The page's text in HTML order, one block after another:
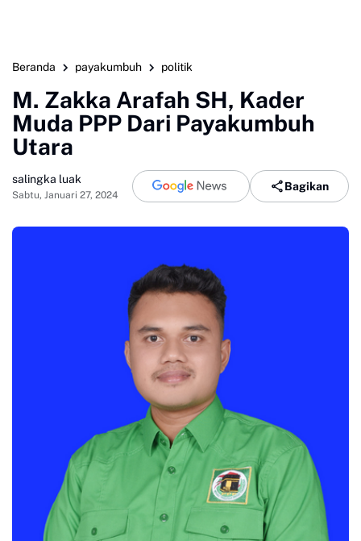
Beranda payakumbuh politik
M. Zakka Arafah SH, Kader
Muda PPP Dari Payakumbuh
Utara
salingka luak
Sabtu, Januari 27, 2024
Bagikan